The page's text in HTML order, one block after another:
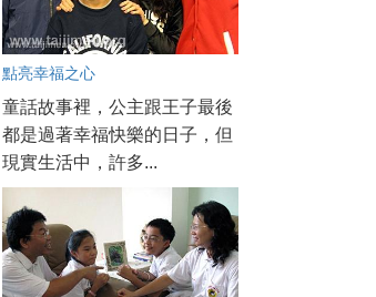
點亮幸福之心
童話故事裡，公主跟王子最後
都是過著幸福快樂的日子，但
現實生活中，許多...